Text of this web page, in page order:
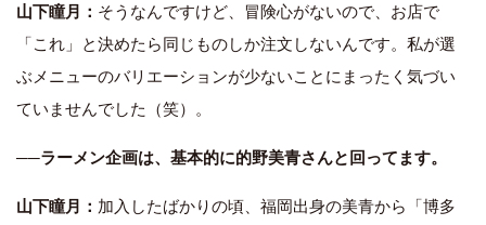
山下瞳月： そうなんですけど、冒険心がないので、お店で
「これ」と決めたら同じものしか注文しないんです。私が選
ぶメニューのバリエーションが少ないことにまったく気づい
ていませんでした（笑）。
──ラーメン企画は、基本的に的野美青さんと回ってます。
山下瞳月： 加入したばかりの頃、福岡出身の美青から「博多